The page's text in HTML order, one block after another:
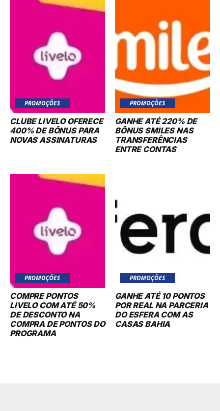
PROMOÇÕES
CLUBE LIVELO OFERECE
400% DE BÔNUS PARA
NOVAS ASSINATURAS
PROMOÇÕES
GANHE ATÉ 220% DE
BÔNUS SMILES NAS
TRANSFERÊNCIAS
ENTRE CONTAS
PROMOÇÕES
COMPRE PONTOS
LIVELO COM ATÉ 50%
DE DESCONTO NA
COMPRA DE PONTOS DO
PROGRAMA
PROMOÇÕES
GANHE ATÉ 10 PONTOS
POR REAL NA PARCERIA
DO ESFERA COM AS
CASAS BAHIA